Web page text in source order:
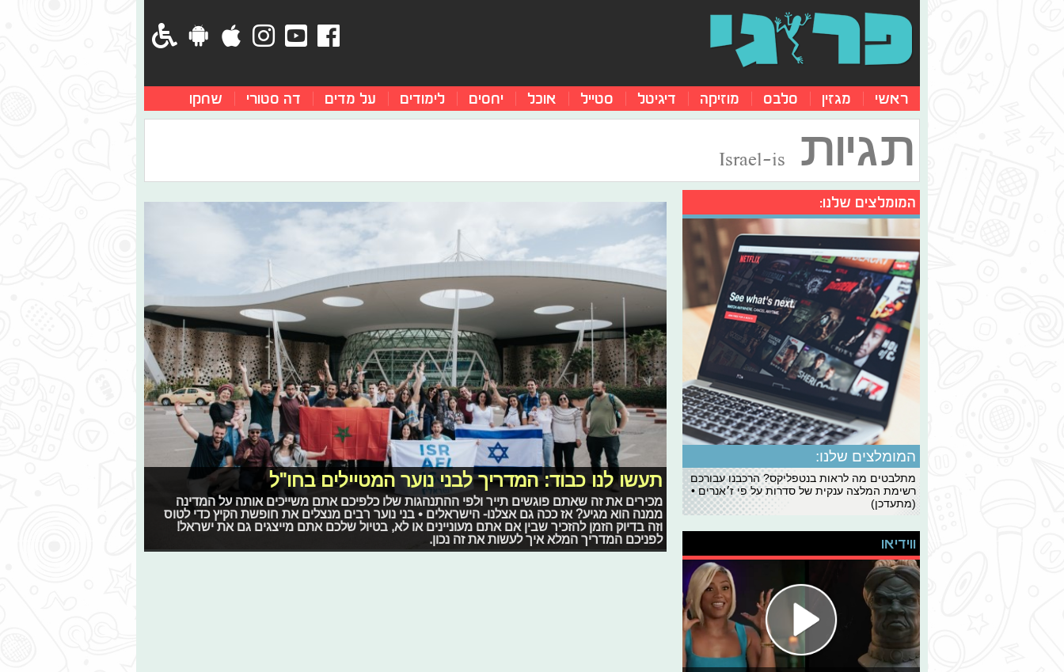
ראשי מגזין סלבס מוזיקה דיגיטל סטייל אוכל יחסים לימודים על מדים דה סטורי שחקו
תגיות Israel-is
תעשו לנו כבוד: המדריך לבני נוער המטיילים בחו"ל
מכירים את זה שאתם פוגשים תייר ולפי ההתנהגות שלו כלפיכם אתם משייכים אותה על המדינה
ממנה הוא מגיע? אז ככה גם אצלנו- הישראלים • בני נוער רבים מנצלים את חופשת הקיץ כדי לטוס
וזה בדיוק הזמן להזכיר שבין אם אתם מעוניינים או לא, בטיול שלכם אתם מייצגים גם את ישראל!
לפניכם המדריך המלא איך לעשות את זה נכון.
המומלצים שלנו:
המומלצים שלנו:
מתלבטים מה לראות בנטפליקס? הרכבנו עבורכם
רשימת המלצה ענקית של סדרות על פי ז׳אנרים •
(מתעדכן)
ווידיאו